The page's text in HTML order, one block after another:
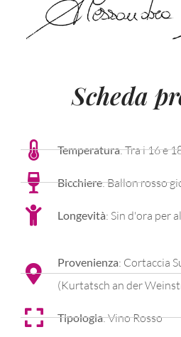
Scheda
Temperatura: Tra i 16 e
Bicchiere: Ballon rosso
Longevità: Sin d'ora per
Provenienza: Cortaccia
(Kurtatsch an der
Tipologia: Vino Rosso